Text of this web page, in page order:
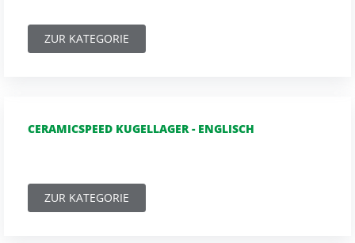
ZUR KATEGORIE
CERAMICSPEED KUGELLAGER - ENGLISCH
ZUR KATEGORIE